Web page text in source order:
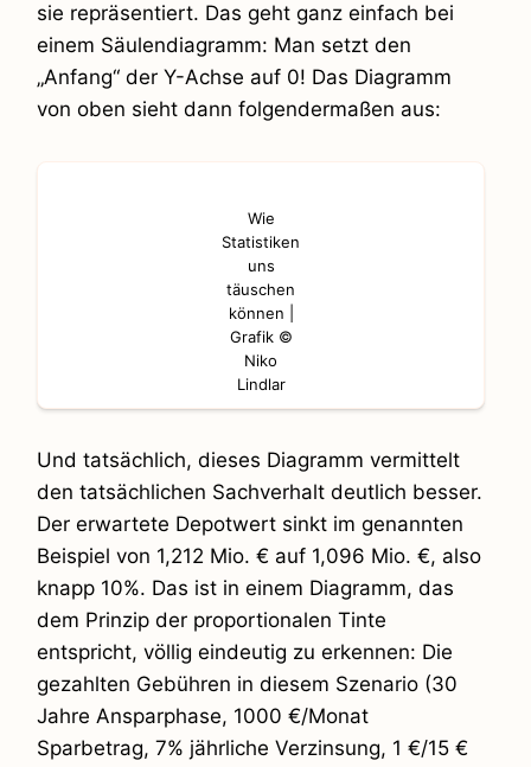
sie repräsentiert. Das geht ganz einfach bei
einem Säulendiagramm: Man setzt den
„Anfang“ der Y-Achse auf 0! Das Diagramm
von oben sieht dann folgendermaßen aus:
Wie
Statistiken
uns
täuschen
können |
Grafik ©
Niko
Lindlar
Und tatsächlich, dieses Diagramm vermittelt
den tatsächlichen Sachverhalt deutlich besser.
Der erwartete Depotwert sinkt im genannten
Beispiel von 1,212 Mio. € auf 1,096 Mio. €, also
knapp 10%. Das ist in einem Diagramm, das
dem Prinzip der proportionalen Tinte
entspricht, völlig eindeutig zu erkennen: Die
gezahlten Gebühren in diesem Szenario (30
Jahre Ansparphase, 1000 €/Monat
Sparbetrag, 7% jährliche Verzinsung, 1 €/15 €